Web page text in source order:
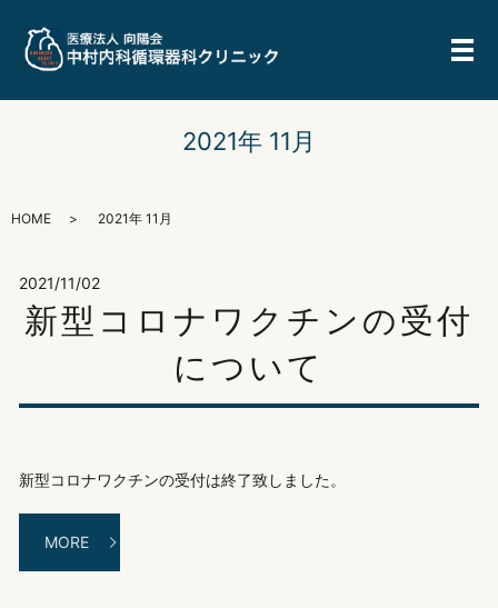
メ
2021年 11月
HOME 2021年 11月
2021/11/02
新型コロナワクチンの受付
について
新型コロナワクチンの受付は終了致しました。
MORE